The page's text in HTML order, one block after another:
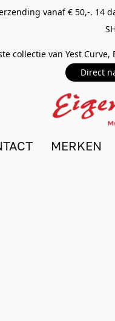
vanaf € 50,-. 14
collectie van Yest
Direct
MERKEN